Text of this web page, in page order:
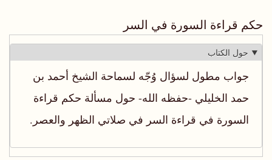
حكم قراءة السورة في السر
حول الكتاب
جواب مطول لسؤال وُجّه لسماحة الشيخ أحمد بن
حمد الخليلي -حفظه الله- حول مسألة حكم قراءة
السورة في قراءة السر في صلاتي الظهر والعصر.